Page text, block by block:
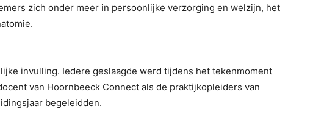
zich onder meer in persoonlijke verzorging en welzijn, het
invulling. Iedere geslaagde werd tijdens het tekenmoment
van Hoornbeeck Connect als de praktijkopleiders van
begeleidden.